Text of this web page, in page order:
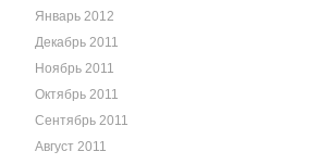
Январь 2012
Декабрь 2011
Ноябрь 2011
Октябрь 2011
Сентябрь 2011
Август 2011